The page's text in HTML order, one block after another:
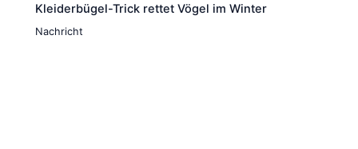
Kleiderbügel-Trick rettet Vögel im Winter
Nachricht